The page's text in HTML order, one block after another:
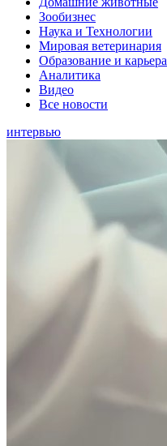
Зообизнес
Наука и Технологии
Мировая ветеринария
Образование и карьера
Аналитика
Видео
Все новости
интервью